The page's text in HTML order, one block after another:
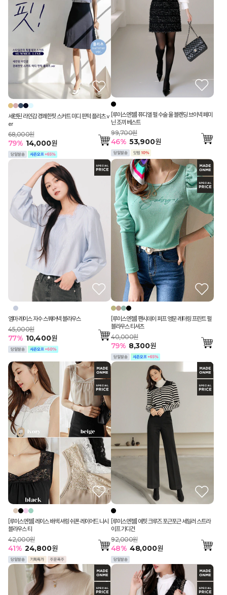
세련된 라인감 경쾌한핏 스커트 미디 핀턱 플리츠.v
er
68,000원
79% 14,000원
[루이스엔젤] 퓨디엘 펄 수술 울 블렌딩 브이넥 페미
닌 조끼 베스트
99,700원
46% 53,900원
엠마 레이스 자수 스퀘어넥 블라우스
45,000원
77% 10,400원
[루이스엔젤] 팬시데이 퍼프 영문 레터링 프린트 펄
블라우스 티셔츠
40,000원
79% 8,300원
[루이스엔젤] 레이스 배색 셔링 쉬폰 레이어드 나시
블라우스 티
42,000원
41% 24,800원
[루이스엔젤] 에핏 크루즈 포근포근 세일러 스트라
이프 가디건
92,000원
48% 48,000원